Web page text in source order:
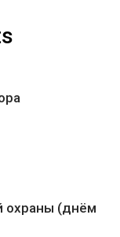
охраны (днём